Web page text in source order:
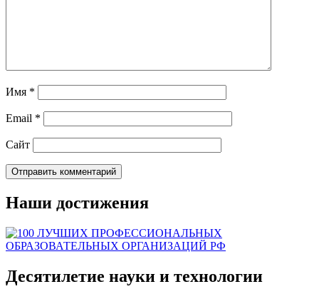
Имя *
Email *
Сайт
Наши достижения
Десятилетие науки и технологии